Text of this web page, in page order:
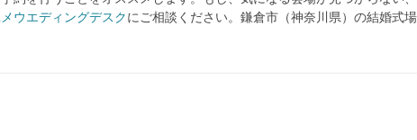
ウエディングデスクにご相談ください。鎌倉市（神奈川県）の結婚式